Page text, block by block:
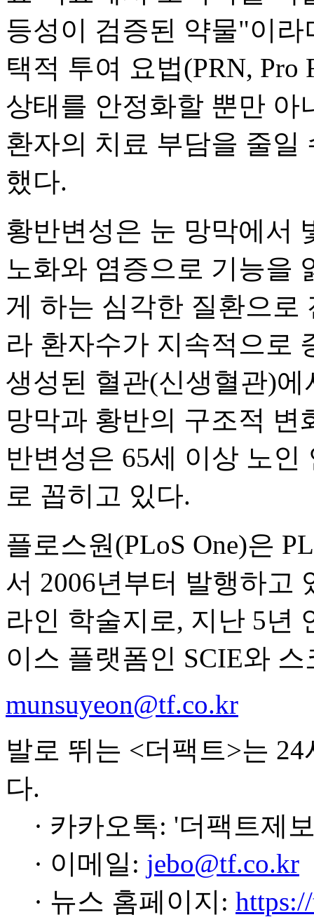
등성이 검증된 약물"이
택적 투여 요법(PRN, Pro
상태를 안정화할 뿐만 아
환자의 치료 부담을 줄일
했다.
황반변성은 눈 망막에서
노화와 염증으로 기능을
게 하는 심각한 질환으로
라 환자수가 지속적으로
생성된 혈관(신생혈관)
망막과 황반의 구조적
반변성은 65세 이상 노
로 꼽히고 있다.
플로스원(PLoS One)은
서 2006년부터 발행하고
라인 학술지로, 지난 5년
이스 플랫폼인 SCIE와
munsuyeon@tf.co.kr
발로 뛰는 <더팩트>는
다.
· 카카오톡: '더팩트제
· 이메일: jebo@tf.co.kr
· 뉴스 홈페이지: